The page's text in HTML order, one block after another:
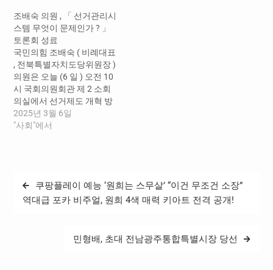
조배숙 의원 , 「 선거관리시
스템 무엇이 문제인가 ? 」
토론회 성료
국민의힘 조배숙 ( 비례대표
, 전북특별자치도당위원장 )
의원은 오늘 (6 일 ) 오전 10
시 국회의원회관 제 2 소회
의실에서 선거제도 개혁 방
안 모색을 위한 「 선거관리
시스템 무엇이 문제인가 ?
선거 환경을 조성하기 위해
마련되었으며 ,…
2025년 3월 6일
"사회"에서
글
탐
쿠팡플레이 예능 ‘원희는 스무살’ “이건 무조건 소장”
역대급 포카 비주얼, 원희 4색 매력 키아트 전격 공개!
민형배, 초대 전남광주통합특별시장 당선